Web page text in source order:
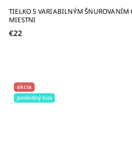
TIELKO S VARIABILNÝM ŠNUROVANÍM
MIESTNI
€22
akcia
posledný kus